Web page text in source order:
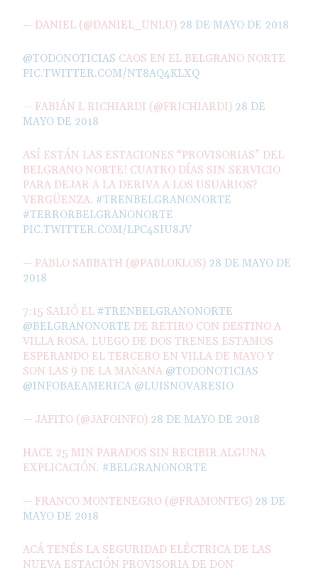
— DANIEL (@DANIEL_UNLU) 28 DE MAYO DE 2018
@TODONOTICIAS CAOS EN EL BELGRANO NORTE
PIC.TWITTER.COM/NT8AQ4KLXQ
— FABIÁN L RICHIARDI (@FRICHIARDI) 28 DE
MAYO DE 2018
ASÍ ESTÁN LAS ESTACIONES “PROVISORIAS” DEL
BELGRANO NORTE! CUATRO DÍAS SIN SERVICIO
PARA DEJAR A LA DERIVA A LOS USUARIOS?
VERGÜENZA. #TRENBELGRANONORTE
#TERRORBELGRANONORTE
PIC.TWITTER.COM/LPC4SIU8JV
— PABLO SABBATH (@PABLOKLOS) 28 DE MAYO DE
2018
7:15 SALIÓ EL #TRENBELGRANONORTE
@BELGRANONORTE DE RETIRO CON DESTINO A
VILLA ROSA, LUEGO DE DOS TRENES ESTAMOS
ESPERANDO EL TERCERO EN VILLA DE MAYO Y
SON LAS 9 DE LA MAÑANA @TODONOTICIAS
@INFOBAEAMERICA @LUISNOVARESIO
— JAFITO (@JAFOINFO) 28 DE MAYO DE 2018
HACE 25 MIN PARADOS SIN RECIBIR ALGUNA
EXPLICACIÓN. #BELGRANONORTE
— FRANCO MONTENEGRO (@FRAMONTEG) 28 DE
MAYO DE 2018
ACÁ TENÉS LA SEGURIDAD ELÉCTRICA DE LAS
NUEVA ESTACIÓN PROVISORIA DE DON